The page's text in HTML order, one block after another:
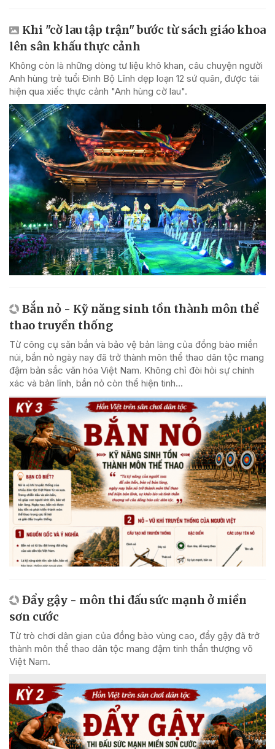
Khi "cờ lau tập trận" bước từ sách giáo khoa
lên sân khấu thực cảnh
Không còn là những dòng tư liệu khô khan, câu chuyện người
Anh hùng trẻ tuổi Đinh Bộ Lĩnh dẹp loạn 12 sứ quân, được tái
hiện qua xiếc thực cảnh "Anh hùng cờ lau".
Bắn nỏ - Kỹ năng sinh tồn thành môn thể
thao truyền thống
Từ công cụ săn bắn và bảo vệ bản làng của đồng bào miền
núi, bắn nỏ ngày nay đã trở thành môn thể thao dân tộc mang
đậm bản sắc văn hóa Việt Nam. Không chỉ đòi hỏi sự chính
xác và bản lĩnh, bắn nỏ còn thể hiện tinh...
Đẩy gậy - môn thi đấu sức mạnh ở miền
sơn cước
Từ trò chơi dân gian của đồng bào vùng cao, đẩy gậy đã trở
thành môn thể thao dân tộc mang đậm tinh thần thượng võ
Việt Nam.